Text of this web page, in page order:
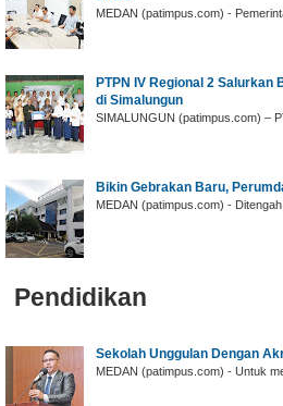
MEDAN (patimpus.com) -
PTPN IV Regional 2
di Simalungun
SIMALUNGUN (patimpus.com) –
Bikin Gebrakan Baru,
MEDAN (patimpus.com) -
Pendidikan
‎Sekolah Unggulan Dengan
‎MEDAN (patimpus.com) - Untuk